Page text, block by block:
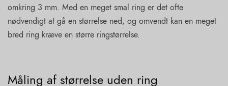
omkring 3 mm. Med en meget smal ring er det ofte
nødvendigt at gå en størrelse ned, og omvendt kan en meget
bred ring kræve en større ringstørrelse.
Måling af størrelse uden ring